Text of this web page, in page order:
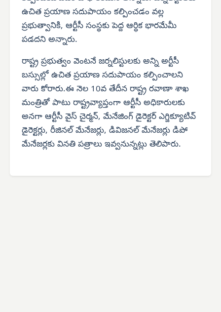
ఉచిత ప్రయాణ సదుపాయం కల్పించడం వల్ల
ప్రభుత్వానికి, ఆర్టీసీ సంస్థకు పెద్ద ఆర్ధిక భారమేమీ
పడదని అన్నారు.
రాష్ట్ర ప్రభుత్వం వెంటనే జర్నలిస్టులకు అన్ని అర్టీసీ
బస్సుల్లో ఉచిత ప్రయాణ సదుపాయం కల్పించాలని
వారు కోరారు.ఈ నెల 10వ తేదీన రాష్ట్ర రవాణా శాఖ
మంత్రితో పాటు రాష్ట్రవ్యాప్తంగా ఆర్టీసీ అధికారులకు
అనగా ఆర్టీసీ వైస్ చైర్మన్, మేనేజింగ్ డైరెక్టర్ ఎగ్జిక్యూటివ్
డైరెక్టర్లు, రీజినల్ మేనేజర్లు, డివిజనల్ మేనేజర్లు డిపో
మేనేజర్లకు వినతి పత్రాలు ఇవ్వనున్నట్లు తెలిపారు.